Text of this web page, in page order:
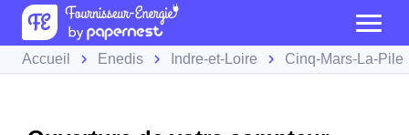
Accueil Enedis Indre-et-Loire Cinq-Mars-La-Pile